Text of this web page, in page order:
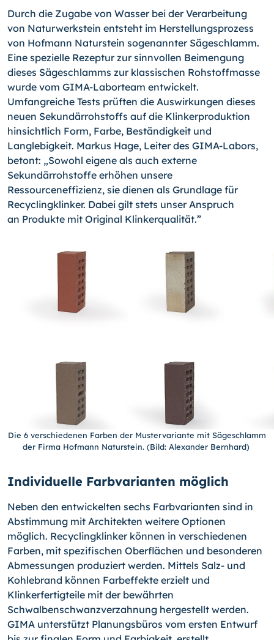
Durch die Zugabe von Wasser bei der Verarbeitung
von Naturwerkstein entsteht im Herstellungsprozess
von Hofmann Naturstein sogenannter Sägeschlamm.
Eine spezielle Rezeptur zur sinnvollen Beimengung
dieses Sägeschlamms zur klassischen Rohstoffmasse
wurde vom GIMA-Laborteam entwickelt.
Umfangreiche Tests prüften die Auswirkungen dieses
neuen Sekundärrohstoffs auf die Klinkerproduktion
hinsichtlich Form, Farbe, Beständigkeit und
Langlebigkeit. Markus Hage, Leiter des GIMA-Labors,
betont: „Sowohl eigene als auch externe
Sekundärrohstoffe erhöhen unsere
Ressourceneffizienz, sie dienen als Grundlage für
Recyclingklinker. Dabei gilt stets unser Anspruch
an Produkte mit Original Klinkerqualität.”
Die 6 verschiedenen Farben der Mustervariante mit Sägeschlamm
der Firma Hofmann Naturstein. (Bild: Alexander Bernhard)
Individuelle Farbvarianten möglich
Neben den entwickelten sechs Farbvarianten sind in
Abstimmung mit Architekten weitere Optionen
möglich. Recyclingklinker können in verschiedenen
Farben, mit spezifischen Oberflächen und besonderen
Abmessungen produziert werden. Mittels Salz- und
Kohlebrand können Farbeffekte erzielt und
Klinkerfertigteile mit der bewährten
Schwalbenschwanzverzahnung hergestellt werden.
GIMA unterstützt Planungsbüros vom ersten Entwurf